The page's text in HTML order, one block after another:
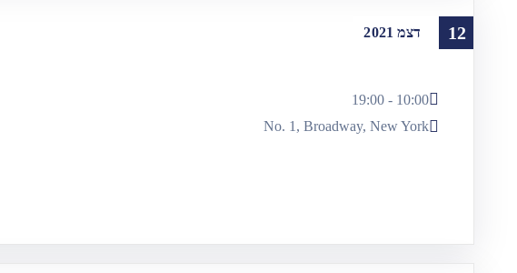
12 דצמ 2021
10:00 - 19:00
No. 1, Broadway, New York